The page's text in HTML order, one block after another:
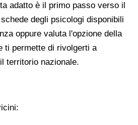
adatto è il primo passo verso il
degli psicologi disponibili
oppure valuta l'opzione della
ti permette di rivolgerti a
territorio nazionale.